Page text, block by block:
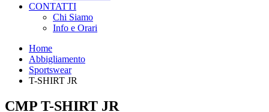
CONTATTI
Chi Siamo
Info e Orari
Home
Abbigliamento
Sportswear
T-SHIRT JR
CMP T-SHIRT JR